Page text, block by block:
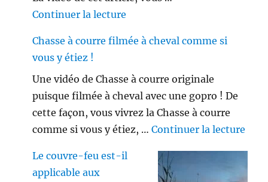
Continuer la lecture
Chasse à courre filmée à cheval comme si
vous y étiez !
Une vidéo de Chasse à courre originale
puisque filmée à cheval avec une gopro ! De
cette façon, vous vivrez la Chasse à courre
comme si vous y étiez, …Continuer la lecture
Le couvre-feu est-il
applicable aux